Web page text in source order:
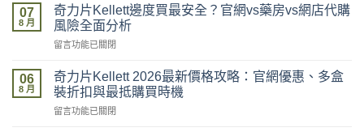
07
8 月
奇力片Kellett邊度買最安全？官網vs藥房vs網店代購
風險全面分析
在
力
片
Kellett
邊
留言功能已關閉
06
8 月
奇力片Kellett 2026最新價格攻略：官網優惠、多盒
裝折扣與最抵購買時機
在
留言功能已關閉